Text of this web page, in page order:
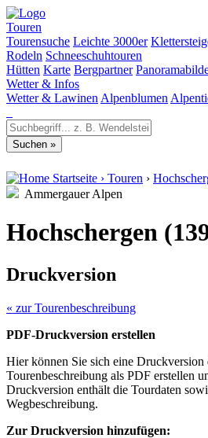
Touren
Tourensuche Leichte 3000er
Rodeln Schneeschuhtouren
Hütten Karte Bergpartner
Wetter & Infos
Wetter & Lawinen Alpenblumen
Startseite › Touren ›
Ammergauer Alpen
Hochschergen
Druckversion
« zur Tourenbeschreibung
PDF-Druckversion erstellen
Hier können Sie sich eine Druckversion
Tourenbeschreibung als PDF erstellen
Druckversion enthält die Tourdaten
Wegbeschreibung.
Zur Druckversion hinzufügen: